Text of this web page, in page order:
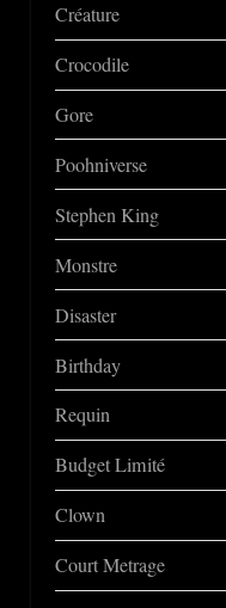
Créature
Crocodile
Gore
Poohniverse
Stephen King
Monstre
Disaster
Birthday
Requin
Budget Limité
Clown
Court Metrage